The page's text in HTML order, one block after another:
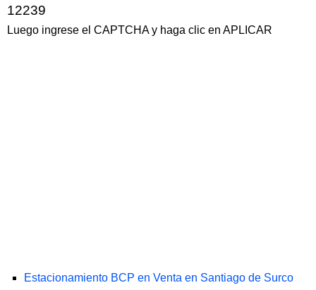
12239
Luego ingrese el CAPTCHA y haga clic en APLICAR
Estacionamiento BCP en Venta en Santiago de Surco